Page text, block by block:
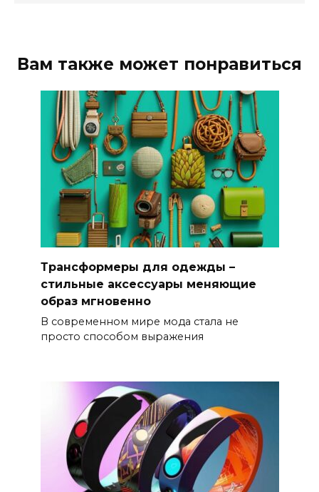
Вам также может понравиться
Трансформеры для одежды –
стильные аксессуары меняющие
образ мгновенно
В современном мире мода стала не
просто способом выражения